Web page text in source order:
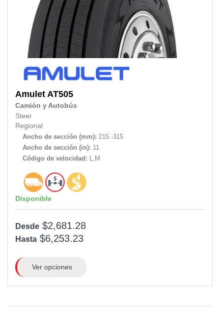
Amulet AT505
Camión y Autobús
Steer
Regional
Ancho de sección (mm): 215 -315
Ancho de sección (in): 11
Código de velocidad: L,M
Disponible
Desde $2,681.28
Hasta $6,253.23
Ver opciones